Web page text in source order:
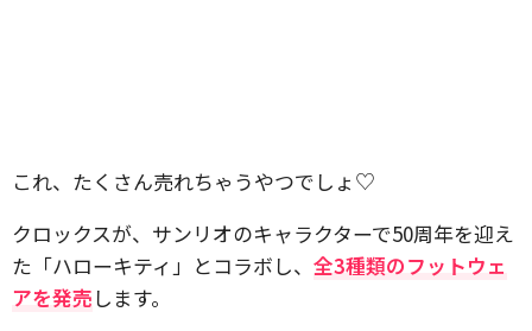
これ、たくさん売れちゃうやつでしょ♡
クロックスが、サンリオのキャラクターで50周年を迎え
た「ハローキティ」とコラボし、 全3種類のフットウェ
アを発売 します。